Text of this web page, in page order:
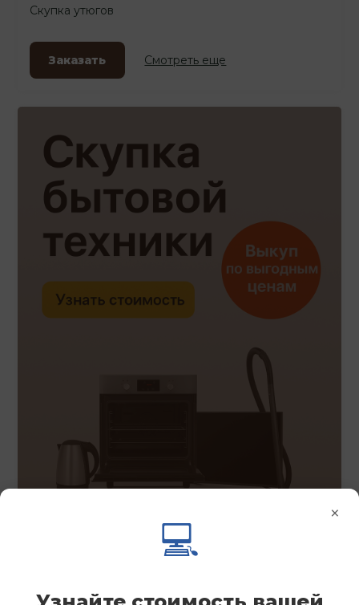
Скупка утюгов
Заказать Смотреть еще
×
💻